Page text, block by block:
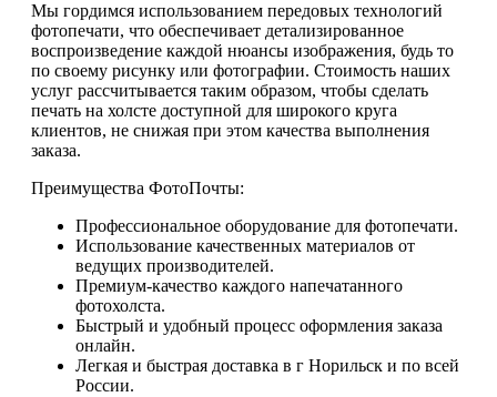
Мы гордимся использованием передовых технологий
фотопечати, что обеспечивает детализированное
воспроизведение каждой нюансы изображения, будь то
по своему рисунку или фотографии. Стоимость наших
услуг рассчитывается таким образом, чтобы сделать
печать на холсте доступной для широкого круга
клиентов, не снижая при этом качества выполнения
заказа.
Преимущества ФотоПочты:
Профессиональное оборудование для фотопечати.
Использование качественных материалов от
ведущих производителей.
Премиум-качество каждого напечатанного
фотохолста.
Быстрый и удобный процесс оформления заказа
онлайн.
Легкая и быстрая доставка в г Норильск и по всей
России.